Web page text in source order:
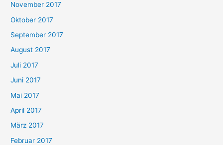
November 2017
Oktober 2017
September 2017
August 2017
Juli 2017
Juni 2017
Mai 2017
April 2017
März 2017
Februar 2017